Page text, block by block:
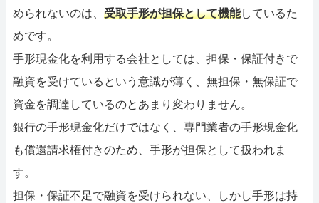
められないのは、 受取手形が担保として機能しているた
めです。
手形現金化を利用する会社としては、担保・保証付きで
融資を受けているという意識が薄く、無担保・無保証で
資金を調達しているのとあまり変わりません。
銀行の手形現金化だけではなく、専門業者の手形現金化
も償還請求権付きのため、手形が担保として扱われま
す。
担保・保証不足で融資を受けられない、しかし手形は持